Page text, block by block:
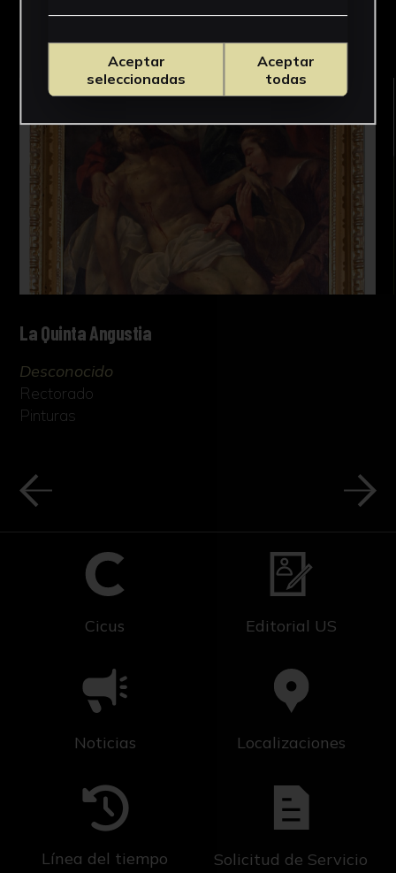
OBRAS RELACIONADAS
La Quinta Angustia
Desconocido
Rectorado
Pinturas
Cicus Editorial US
Noticias Localizaciones
Línea del tiempo Solicitud de Servicio
Aceptar
seleccionadas
Aceptar
todas